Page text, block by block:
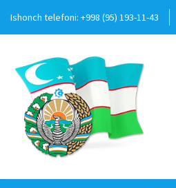
Ishonch telefoni: +998 (95) 193-11-43